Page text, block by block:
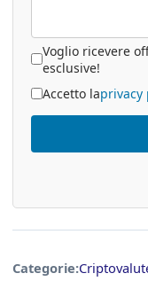
Voglio ricevere
esclusive!
Accetto laprivacy
Categorie: